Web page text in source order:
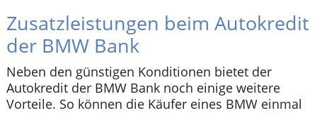
Zusatzleistungen beim Autokredit
der BMW Bank
Neben den günstigen Konditionen bietet der
Autokredit der BMW Bank noch einige weitere
Vorteile. So können die Käufer eines BMW einmal